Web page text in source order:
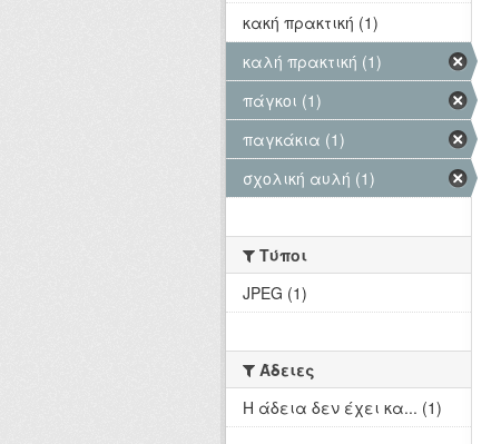
κακή πρακτική (1)
καλή πρακτική (1)
πάγκοι (1)
παγκάκια (1)
σχολική αυλή (1)
Τύποι
JPEG (1)
Άδειες
Η άδεια δεν έχει κα... (1)